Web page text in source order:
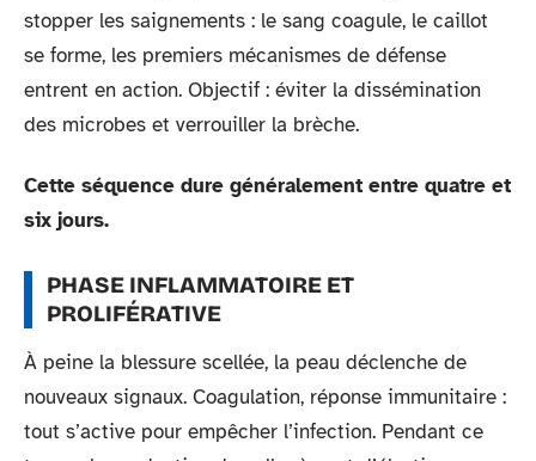
stopper les saignements : le sang coagule, le caillot
se forme, les premiers mécanismes de défense
entrent en action. Objectif : éviter la dissémination
des microbes et verrouiller la brèche.
Cette séquence dure généralement entre quatre et
six jours.
PHASE INFLAMMATOIRE ET
PROLIFÉRATIVE
À peine la blessure scellée, la peau déclenche de
nouveaux signaux. Coagulation, réponse immunitaire :
tout s’active pour empêcher l’infection. Pendant ce